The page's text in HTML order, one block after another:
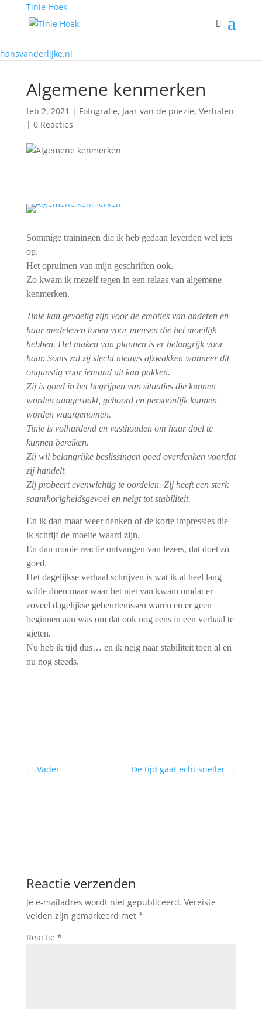
Tinie Hoek
hansvanderlijke.nl
Algemene kenmerken
feb 2, 2021 | Fotografie, Jaar van de poezie, Verhalen
| 0 Reacties
Sommige trainingen die ik heb gedaan leverden wel iets
op.
Het opruimen van mijn geschriften ook.
Zo kwam ik mezelf tegen in een relaas van algemene
kenmerken.
Tinie kan gevoelig zijn voor de emoties van anderen en
haar medeleven tonen voor mensen die het moeilijk
hebben. Het maken van plannen is er belangrijk voor
haar. Soms zal zij slecht nieuws afzwakken wanneer dit
ongunstig voor iemand uit kan pakken.
Zij is goed in het begrijpen van situaties die kunnen
worden aangeraakt, gehoord en persoonlijk kunnen
worden waargenomen.
Tinie is volhardend en vasthouden om haar doel te
kunnen bereiken.
Zij wil belangrijke beslissingen goed overdenken voordat
zij handelt.
Zij probeert evenwichtig te oordelen. Zij heeft een sterk
saamhorigheidsgevoel en neigt tot stabiliteit.
En ik dan maar weer denken of de korte impressies die
ik schrijf de moeite waard zijn.
En dan mooie reactie ontvangen van lezers, dat doet zo
goed.
Het dagelijkse verhaal schrijven is wat ik al heel lang
wilde doen maar waar het niet van kwam omdat er
zoveel dagelijkse gebeurtenissen waren en er geen
beginnen aan was om dat ook nog eens in een verhaal te
gieten.
Nu heb ik tijd dus… en ik neig naar stabiliteit toen al en
nu nog steeds.
← Vader De tijd gaat echt sneller →
Reactie verzenden
Je e-mailadres wordt niet gepubliceerd. Vereiste
velden zijn gemarkeerd met *
Reactie *